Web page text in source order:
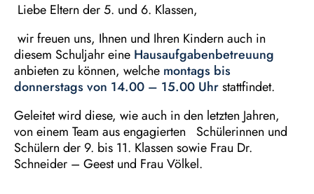
Liebe Eltern der 5. und 6. Klassen,
wir freuen uns, Ihnen und Ihren Kindern auch in
diesem Schuljahr eine Hausaufgabenbetreuung
anbieten zu können, welche montags bis
donnerstags von 14.00 – 15.00 Uhrstattfindet.
Geleitet wird diese, wie auch in den letzten Jahren,
von einem Team aus engagierten Schülerinnen und
Schülern der 9. bis 11. Klassen sowie Frau Dr.
Schneider – Geest und Frau Völkel.